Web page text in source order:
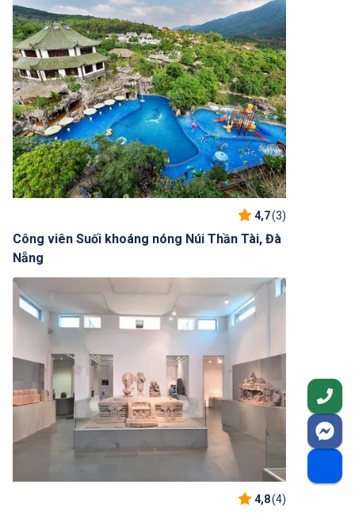
4,7(3)
Công viên Suối khoáng nóng Núi Thần Tài, Đà
Nẵng
4,8(4)